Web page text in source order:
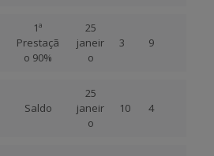
1ª
Prestaçã
o 90%
25
janeir
o
3 9
Saldo
25
janeir
o
10 4